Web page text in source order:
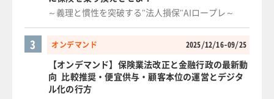
～義理と慣性を突破する"法人損保"AIロープレ～
オンデマンド 2025/12/16-09/25
3
【オンデマンド】保険業法改正と金融行政の最新動
向 比較推奨・便宜供与・顧客本位の運営とデジタ
ル化の行方